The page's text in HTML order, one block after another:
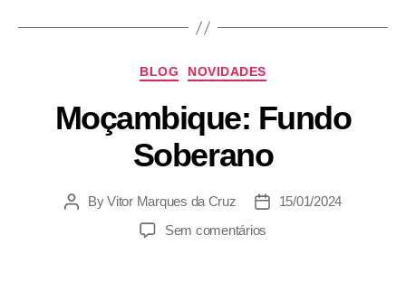
BLOG NOVIDADES
Moçambique: Fundo
Soberano
ByVitor Marques da Cruz
15/01/2024
Sem comentários